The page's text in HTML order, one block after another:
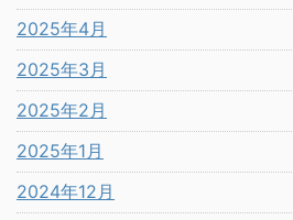
2025年4月
2025年3月
2025年2月
2025年1月
2024年12月